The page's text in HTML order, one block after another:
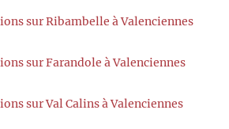
sur Ribambelle à Valenciennes
sur Farandole à Valenciennes
sur Val Calins à Valenciennes